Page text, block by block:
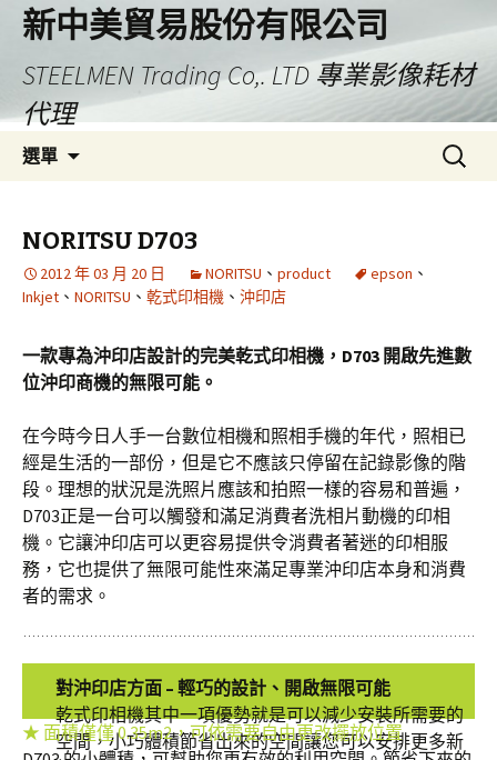
新中美貿易股份有限公司
STEELMEN Trading Co,. LTD 專業影像耗材
代理
選單
內
容
搜
NORITSU D703
2012 年 03 月 20 日 NORITSU 、 product epson 、
Inkjet 、 NORITSU 、 乾式印相機 、 沖印店
一款專為沖印店設計的完美乾式印相機，D703 開啟先進數
位沖印商機的無限可能。
在今時今日人手一台數位相機和照相手機的年代，照相已
經是生活的一部份，但是它不應該只停留在記錄影像的階
段。理想的狀況是洗照片應該和拍照一樣的容易和普遍，
D703正是一台可以觸發和滿足消費者洗相片動機的印相
機。它讓沖印店可以更容易提供令消費者著迷的印相服
務，它也提供了無限可能性來滿足專業沖印店本身和消費
者的需求。
對沖印店方面 – 輕巧的設計、開啟無限可能
乾式印相機其中一項優勢就是可以減少安裝所需要的
空間，小巧體積節省出來的空間讓您可以安排更多新
★ 面積僅僅 0.35m2，可依需要自由更改擺放位置